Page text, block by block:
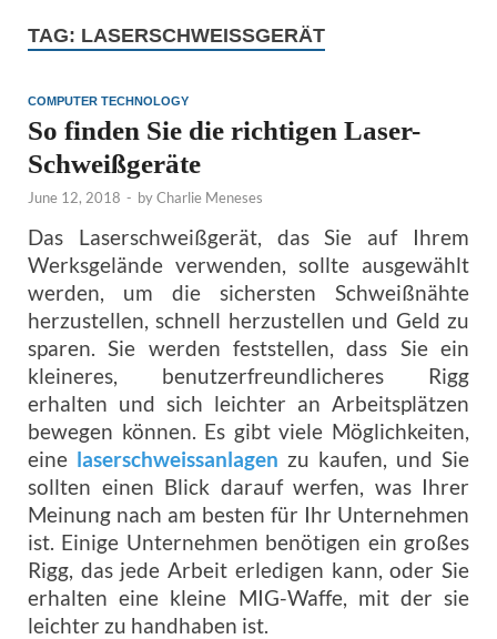
TAG: LASERSCHWEISSGERÄT
COMPUTER TECHNOLOGY
So finden Sie die richtigen Laser-
Schweißgeräte
June 12, 2018 - byCharlie Meneses
Das Laserschweißgerät, das Sie auf Ihrem
Werksgelände verwenden, sollte ausgewählt
werden, um die sichersten Schweißnähte
herzustellen, schnell herzustellen und Geld zu
sparen. Sie werden feststellen, dass Sie ein
kleineres, benutzerfreundlicheres Rigg
erhalten und sich leichter an Arbeitsplätzen
bewegen können. Es gibt viele Möglichkeiten,
eine laserschweissanlagen zu kaufen, und Sie
sollten einen Blick darauf werfen, was Ihrer
Meinung nach am besten für Ihr Unternehmen
ist. Einige Unternehmen benötigen ein großes
Rigg, das jede Arbeit erledigen kann, oder Sie
erhalten eine kleine MIG-Waffe, mit der sie
leichter zu handhaben ist.